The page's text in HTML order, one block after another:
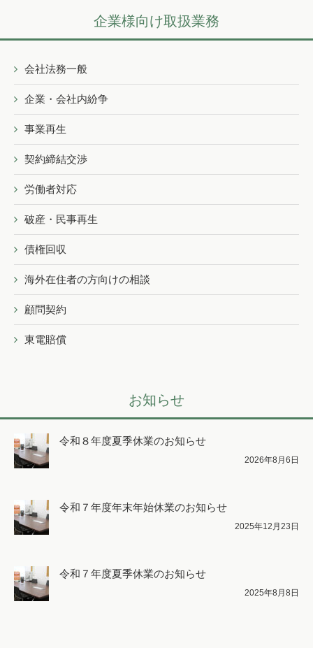
企業様向け取扱業務
会社法務一般
企業・会社内紛争
事業再生
契約締結交渉
労働者対応
破産・民事再生
債権回収
海外在住者の方向けの相談
顧問契約
東電賠償
お知らせ
令和８年度夏季休業のお知らせ
2026年8月6日
令和７年度年末年始休業のお知らせ
2025年12月23日
令和７年度夏季休業のお知らせ
2025年8月8日